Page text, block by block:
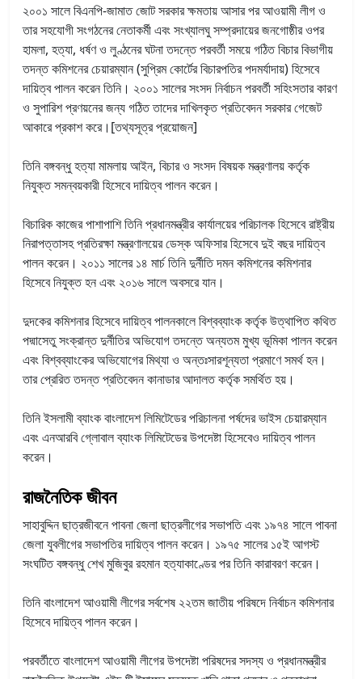
২০০১ সালে বিএনপি-জামাত জোট সরকার ক্ষমতায় আসার পর আওয়ামী লীগ ও
তার সহযোগী সংগঠনের নেতাকর্মী এবং সংখ্যালঘু সম্প্রদায়ের জনগোষ্ঠীর ওপর
হামলা, হত্যা, ধর্ষণ ও লুণ্ঠনের ঘটনা তদন্তে পরবর্তী সময়ে গঠিত বিচার বিভাগীয়
তদন্ত কমিশনের চেয়ারম্যান (সুপ্রিম কোর্টের বিচারপতির পদমর্যাদায়) হিসেবে
দায়িত্ব পালন করেন তিনি। ২০০১ সালের সংসদ নির্বাচন পরবর্তী সহিংসতার কারণ
ও সুপারিশ প্রণয়নের জন্য গঠিত তাদের দাখিলকৃত প্রতিবেদন সরকার গেজেট
আকারে প্রকাশ করে।[তথ্যসূত্র প্রয়োজন]
তিনি বঙ্গবন্ধু হত্যা মামলায় আইন, বিচার ও সংসদ বিষয়ক মন্ত্রণালয় কর্তৃক
নিযুক্ত সমন্বয়কারী হিসেবে দায়িত্ব পালন করেন।
বিচারিক কাজের পাশাপাশি তিনি প্রধানমন্ত্রীর কার্যালয়ের পরিচালক হিসেবে রাষ্ট্রীয়
নিরাপত্তাসহ প্রতিরক্ষা মন্ত্রণালয়ের ডেস্ক অফিসার হিসেবে দুই বছর দায়িত্ব
পালন করেন। ২০১১ সালের ১৪ মার্চ তিনি দুর্নীতি দমন কমিশনের কমিশনার
হিসেবে নিযুক্ত হন এবং ২০১৬ সালে অবসরে যান।
দুদকের কমিশনার হিসেবে দায়িত্ব পালনকালে বিশ্বব্যাংক কর্তৃক উত্থাপিত কথিত
পদ্মাসেতু সংক্রান্ত দুর্নীতির অভিযোগ তদন্তে অন্যতম মুখ্য ভূমিকা পালন করেন
এবং বিশ্বব্যাংকের অভিযোগের মিথ্যা ও অন্তঃসারশূন্যতা প্রমাণে সমর্থ হন।
তার প্রেরিত তদন্ত প্রতিবেদন কানাডার আদালত কর্তৃক সমর্থিত হয়।
তিনি ইসলামী ব্যাংক বাংলাদেশ লিমিটেডের পরিচালনা পর্ষদের ভাইস চেয়ারম্যান
এবং এনআরবি গ্লোবাল ব্যাংক লিমিটেডের উপদেষ্টা হিসেবেও দায়িত্ব পালন
করেন।
রাজনৈতিক জীবন
সাহাবুদ্দিন ছাত্রজীবনে পাবনা জেলা ছাত্রলীগের সভাপতি এবং ১৯৭৪ সালে পাবনা
জেলা যুবলীগের সভাপতির দায়িত্ব পালন করেন। ১৯৭৫ সালের ১৫ই আগস্ট
সংঘটিত বঙ্গবন্ধু শেখ মুজিবুর রহমান হত্যাকাণ্ডের পর তিনি কারাবরণ করেন।
তিনি বাংলাদেশ আওয়ামী লীগের সর্বশেষ ২২তম জাতীয় পরিষদে নির্বাচন কমিশনার
হিসেবে দায়িত্ব পালন করেন।
পরবর্তীতে বাংলাদেশ আওয়ামী লীগের উপদেষ্টা পরিষদের সদস্য ও প্রধানমন্ত্রীর